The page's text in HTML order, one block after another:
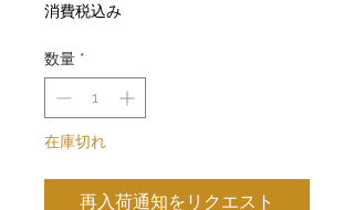
消費税込み
数量 *
在庫切れ
再入荷通知をリクエスト